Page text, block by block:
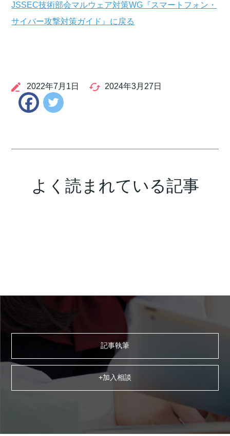
JSSEC技術部会マルウェア対策WG『スマートフォン・
サイバー攻撃対策ガイド』に戻る
2022年7月1日 2024年3月27日
Facebook
よく読まれている記事
記事執筆
+加入相談